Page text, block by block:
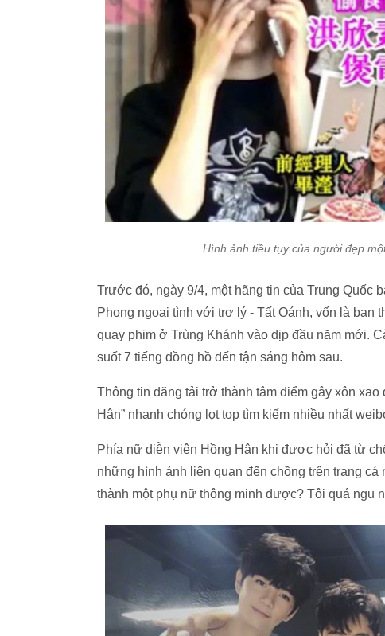
Hình ảnh tiều tụy của người đẹp
Trước đó, ngày 9/4, một hãng tin của Trung
Phong ngoại tình với trợ lý - Tất Oánh, vốn là bạn
quay phim ở Trùng Khánh vào dịp đầu năm mới.
suốt 7 tiếng đồng hồ đến tận sáng hôm sau.
Thông tin đăng tải trở thành tâm điểm gây xôn
Hân” nhanh chóng lọt top tìm kiếm nhiều nhất
Phía nữ diễn viên Hồng Hân khi được hỏi đã từ
những hình ảnh liên quan đến chồng trên trang
thành một phụ nữ thông minh được? Tôi quá ngu